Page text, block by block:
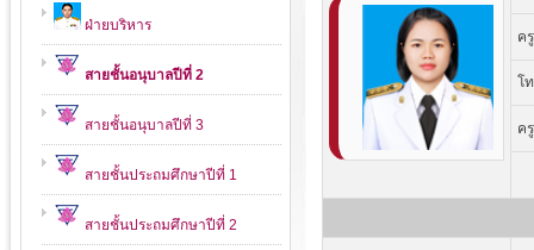
ค
โ
ค
ฝ่ายบริหาร
สายชั้นอนุบาลปีที่ 2
สายชั้นอนุบาลปีที่ 3
สายชั้นประถมศึกษาปีที่ 1
สายชั้นประถมศึกษาปีที่ 2